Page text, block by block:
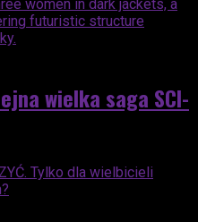
wielka saga SCI-